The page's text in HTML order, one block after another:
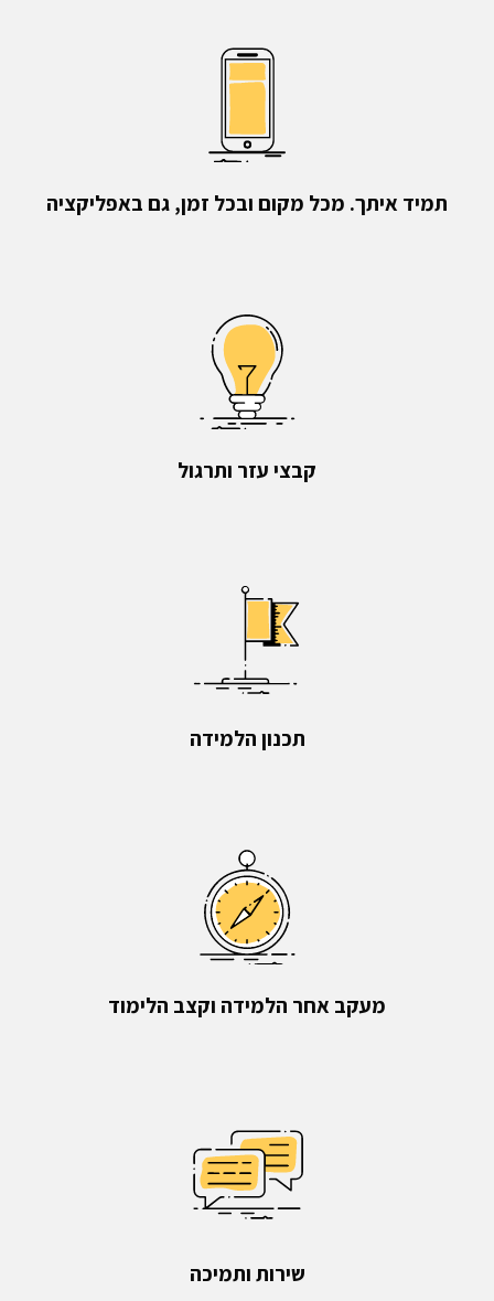
תמיד איתך. מכל מקום ובכל זמן, גם באפליקציה
קבצי עזר ותרגול
תכנון הלמידה
מעקב אחר הלמידה וקצב הלימוד
שירות ותמיכה